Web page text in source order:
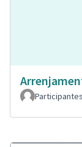
Participantes